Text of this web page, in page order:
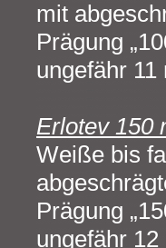
mit
Prägung
ungefähr 11
Erlotev 150
Weiße bis
Prägung
ungefähr 12